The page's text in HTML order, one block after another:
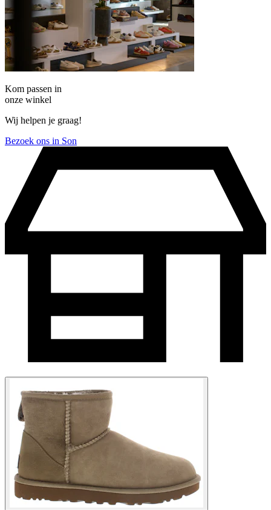
Kom passen in
onze winkel
Wij helpen je graag!
Bezoek ons in Son